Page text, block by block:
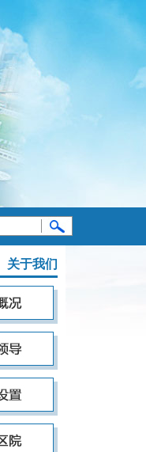
关于我们